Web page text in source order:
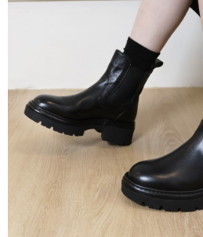
ATM／網路銀行／等多元方式進行付款，方
※ 請注意：結帳手續完成當下不需立刻繳
購買商品的店家。未經商家同意取消之訂單
※ 交易是否成功請以「AFTEE先享後付 」
是否繳費成功／繳費後需取消欲退款等相
客戶支援中心」https://
【注意事項】
１．透過由恩沛科技股份有限公司提供之「
易，需依本服務之必要範圍內提供個人資
權轉讓予恩沛科技股份有限公司。
２．關於個人資料處理事宜，請瀏覽以下網
https://aftee.tw/terms/#terms3
３．未成年的使用者請事先徵得法定代理人
「AFTEE先享後付」，若未經同意申辦者引
每筆NT$60，滿NT$800(含以上)免運費
每筆NT$60，滿NT$800(含以上)免運費
宅配
每筆NT$60，滿NT$800(含以上)免運費
每筆NT$255